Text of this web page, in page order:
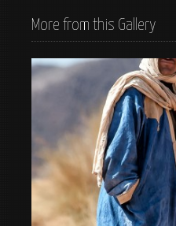
More from this Gallery